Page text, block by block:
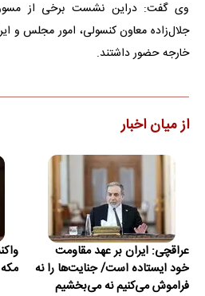
وی گفت: دراین نشست برخی از
جلال‌زاده معاون کنسولی، امور مجلس و
خارجه حضور داشتند.
از میان اخبار
عراقچی: ایران بر عهد مقاومت
خود ایستاده است/ جنایت‌ها را نه
فراموش می‌کنیم نه می‌بخشیم
مکه